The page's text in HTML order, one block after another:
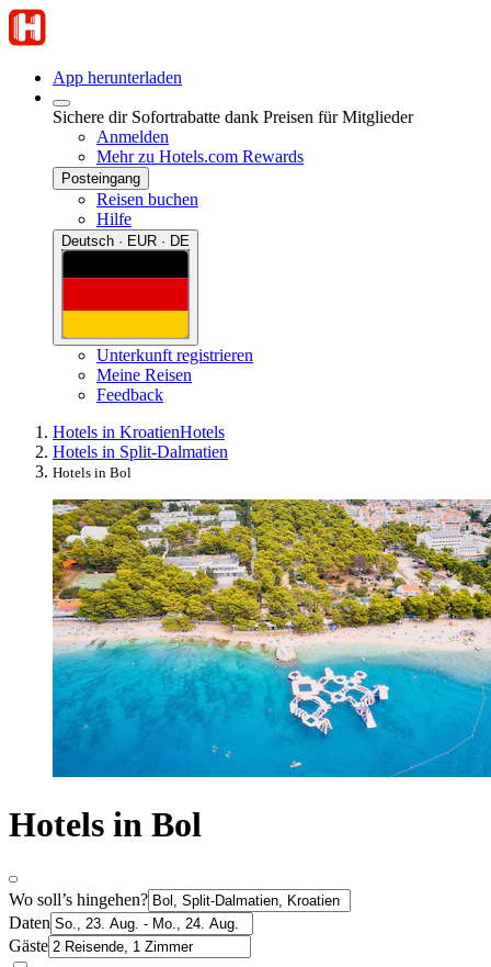
App herunterladen
Sichere dir Sofortrabatte dank Preisen für Mitglieder
Anmelden
Mehr zu Hotels.com Rewards
Posteingang
Reisen buchen
Hilfe
Deutsch · EUR · DE
Unterkunft registrieren
Meine Reisen
Feedback
Hotels in KroatienHotels
Hotels in Split-Dalmatien
Hotels in Bol
Hotels in Bol
Wo soll’s hingehen?
Daten
Gäste